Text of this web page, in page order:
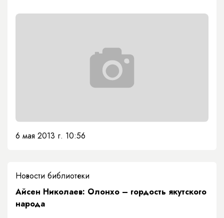
6 мая 2013 г. 10:56
Новости библиотеки
Айсен Николаев: Олонхо – гордость якутского
народа